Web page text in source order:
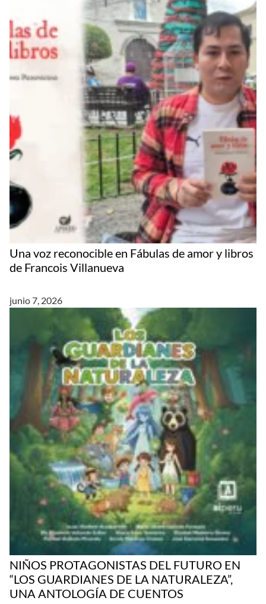
Una voz reconocible en Fábulas de amor y libros
de Francois Villanueva
junio 7, 2026
NIÑOS PROTAGONISTAS DEL FUTURO EN
“LOS GUARDIANES DE LA NATURALEZA”,
UNA ANTOLOGÍA DE CUENTOS